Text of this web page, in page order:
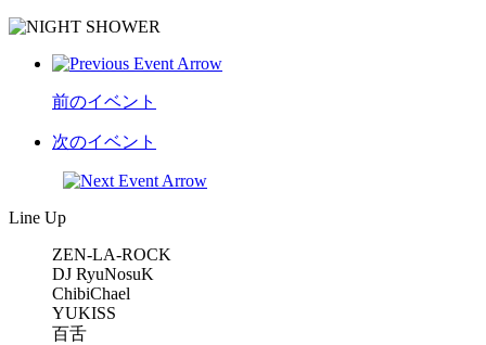
前のイベント
次のイベント
Line Up
ZEN-LA-ROCK
DJ RyuNosuK
ChibiChael
YUKISS
百舌